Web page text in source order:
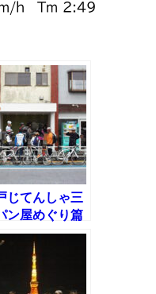
h Tm 2:49
じてんしゃ三
ン屋めぐり篇